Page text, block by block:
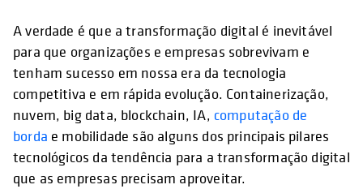
A verdade é que a transformação digital é inevitável
para que organizações e empresas sobrevivam e
tenham sucesso em nossa era da tecnologia
competitiva e em rápida evolução. Containerização,
nuvem, big data, blockchain, IA, computação de
borda e mobilidade são alguns dos principais pilares
tecnológicos da tendência para a transformação digital
que as empresas precisam aproveitar.